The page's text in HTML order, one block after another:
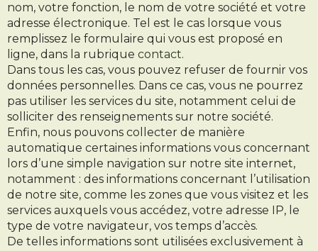
nom, votre fonction, le nom de votre société et votre
adresse électronique. Tel est le cas lorsque vous
remplissez le formulaire qui vous est proposé en
ligne, dans la rubrique contact.
Dans tous les cas, vous pouvez refuser de fournir vos
données personnelles. Dans ce cas, vous ne pourrez
pas utiliser les services du site, notamment celui de
solliciter des renseignements sur notre société.
Enfin, nous pouvons collecter de manière
automatique certaines informations vous concernant
lors d’une simple navigation sur notre site internet,
notamment : des informations concernant l’utilisation
de notre site, comme les zones que vous visitez et les
services auxquels vous accédez, votre adresse IP, le
type de votre navigateur, vos temps d’accès.
De telles informations sont utilisées exclusivement à